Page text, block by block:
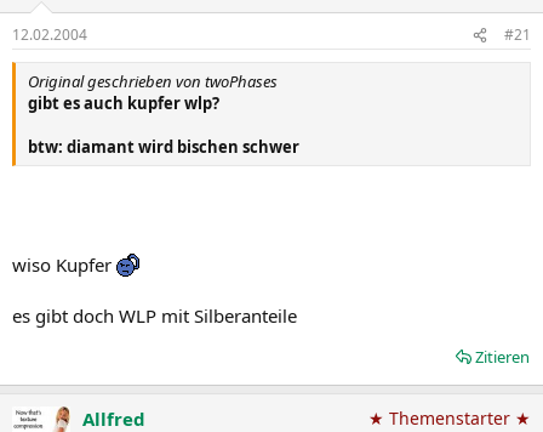
12.02.2004 #21
Original geschrieben von twoPhases
gibt es auch kupfer wlp?
btw: diamant wird bischen schwer
wiso Kupfer
es gibt doch WLP mit Silberanteile
Zitieren
Allfred ★ Themenstarter ★